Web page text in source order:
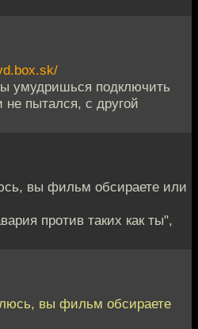
умудришься подключить
не пытался, с другой
вы фильм обсираете или
против таких как ты",
вы фильм обсираете